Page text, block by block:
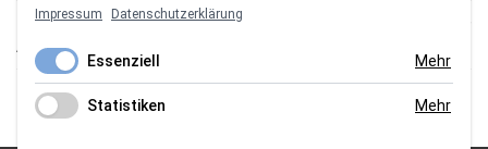
Fehlstart in Oldenburg: 1. FC Nordenham verliert zum Bezirksliga-
Auftakt
Fußball in der Wesermarsch: Die Bilder vom Wochenende
Impressum Datenschutzerklärung
Essenziell Mehr
Statistiken Mehr